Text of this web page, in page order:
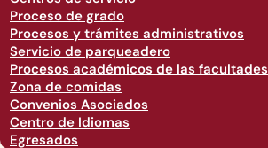
Proceso de grado
Procesos y trámites administrativos
Servicio de parqueadero
Procesos académicos de las facultades
Zona de comidas
Convenios Asociados
Centro de Idiomas
Egresados